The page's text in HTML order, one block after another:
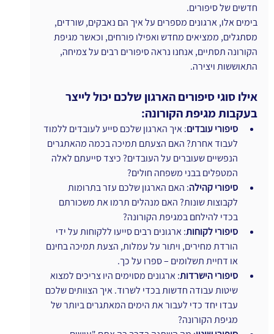
חדשים של סיפורים.
בימים אלו, ארגונים מספרים על איך הם נאבקים, שורדים,
מסתגלים, ממציאים מחדש ואפילו פורחים, וכאשר מגיפת
הקורונה תסתיים, אנחנו נראה סיפורים רבים על צמיחה,
התאוששות ויצירה.
אילו סוגי סיפורים הארגון שלכם יכול לייצר
בעקבות מגיפת הקורונה:
סיפורי עובדים: איך הארגון שלכם סייע לעובדים ללמוד
לעבוד אחרת? האם הצעתם תמיכה בכמה מהאתגרים
הנפשיים שעוברים על העובדים? כיצד סייעתם לאלה
המטפלים בבני משפחה חולים?
סיפורי קהילה: האם הארגון שלכם עזר בתרומות
לקבוצות שונות? האם מנהלים תרמו את משכורתם
בכדי להילחם במגיפת הקורונה?
סיפורי לקוחות: ארגונים רבים סייעו ללקוחות על ידי
הורדת מחירים, ויתור על עמלות, הצעת תמיכה בחינם
או דחיית תשלומים – ספרו על כך.
סיפורי הישרדות: ארגונים מסוימים היו צריכים למצוא
שיטות עבודה חדשות בכדי לשרוד. איך הצוותים שלכם
עבדו יחד כדי לעבור את הימים המאתגרים ביותר של
מגיפת הקורונה?